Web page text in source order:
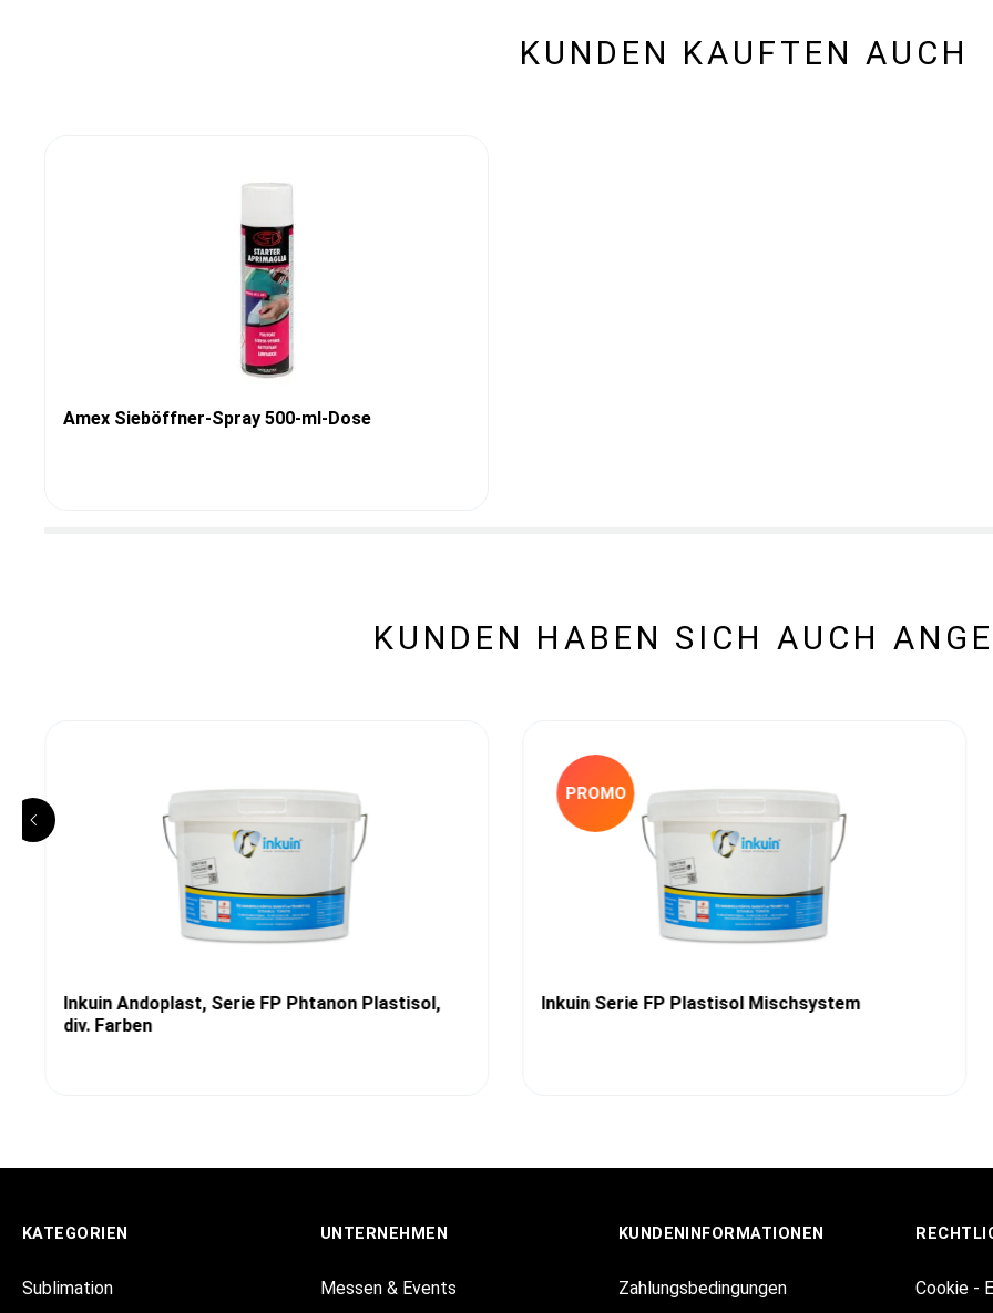
KUNDEN KAUFTEN AUCH
Amex Sieböffner-Spray 500-ml-Dose
KUNDEN HABEN SICH AUCH
Inkuin Andoplast, Serie FP Phtanon Plastisol,
div. Farben
PROMO
Inkuin Serie FP Plastisol Mischsystem
KATEGORIEN
Sublimation
UNTERNEHMEN
Messen & Events
KUNDENINFORMATIONEN
Zahlungsbedingungen
Cookie -